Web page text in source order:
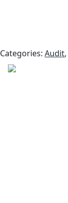
Categories: Audit,